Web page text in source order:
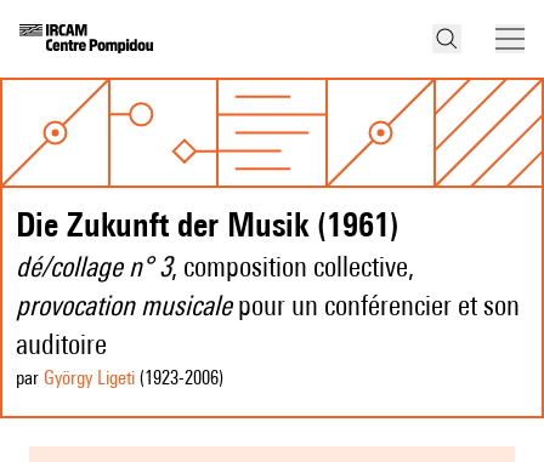
Die Zukunft der Musik (1961)
dé/collage n° 3, composition collective,
provocation musicalepour un conférencier et son
auditoire
par György Ligeti (1923-2006)